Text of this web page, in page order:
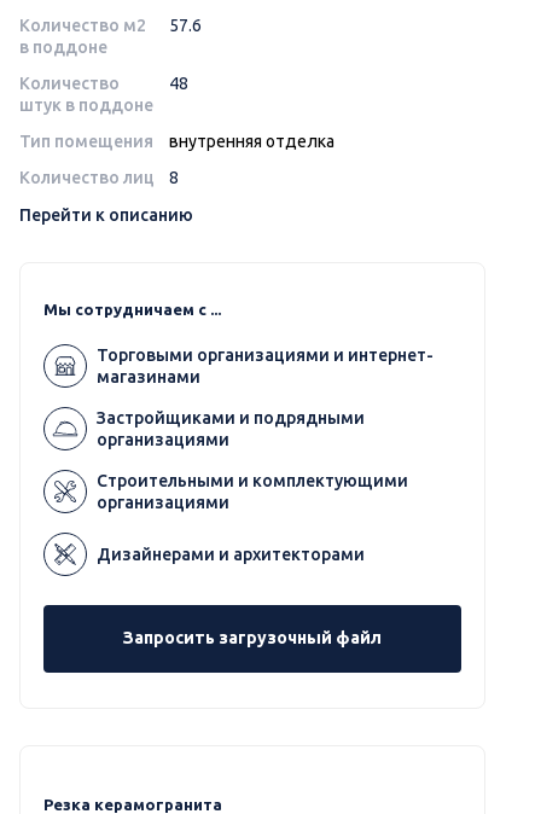
Количество м2
в поддоне
57.6
Количество
штук в поддоне
48
Тип помещения
внутренняя отделка
Количество лиц
8
Перейти к описанию
Мы сотрудничаем с ...
Торговыми организациями и интернет-
магазинами
Застройщиками и подрядными
организациями
Строительными и комплектующими
организациями
Дизайнерами и архитекторами
Запросить загрузочный файл
Резка керамогранита